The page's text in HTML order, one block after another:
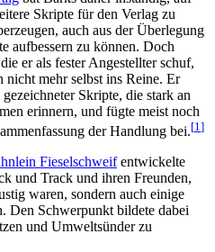
Skripte für den Verlag zu
auch aus der Überlegung
aufbessern zu können. Doch
er als fester Angestellter schuf,
nicht mehr selbst ins Reine. Er
Skripte, die stark an
erinnern, und fügte meist noch
der Handlung bei.[1]
Fieselschweifentwickelte
und Track und ihren Freunden,
waren, sondern auch einige
Den Schwerpunkt bildete dabei
und Umweltsünder zu